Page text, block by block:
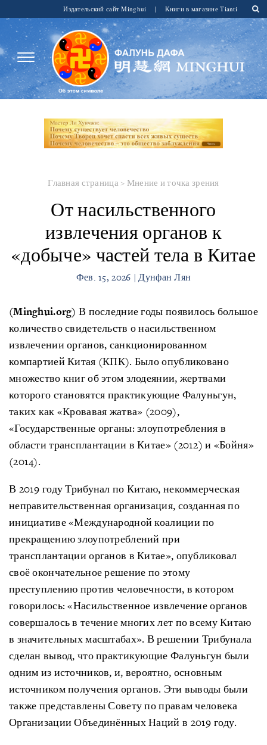
Издательский сайт Minghui | Книги в магазине Tianti
Главная страница > Мнение и точка зрения
От насильственного
извлечения органов к
«добыче» частей тела в Китае
Фев. 15, 2026 | Дунфан Лян
(Minghui.org) В последние годы появилось большое
количество свидетельств о насильственном
извлечении органов, санкционированном
компартией Китая (КПК). Было опубликовано
множество книг об этом злодеянии, жертвами
которого становятся практикующие Фалуньгун,
таких как «Кровавая жатва» (2009),
«Государственные органы: злоупотребления в
области трансплантации в Китае» (2012) и «Бойня»
(2014).
В 2019 году Трибунал по Китаю, некоммерческая
неправительственная организация, созданная по
инициативе «Международной коалиции по
прекращению злоупотреблений при
трансплантации органов в Китае», опубликовал
своё окончательное решение по этому
преступлению против человечности, в котором
говорилось: «Насильственное извлечение органов
совершалось в течение многих лет по всему Китаю
в значительных масштабах». В решении Трибунала
сделан вывод, что практикующие Фалуньгун были
одним из источников, и, вероятно, основным
источником получения органов. Эти выводы были
также представлены Совету по правам человека
Организации Объединённых Наций в 2019 году.